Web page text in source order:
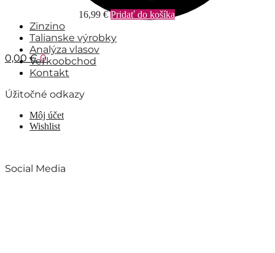
0,00 € 0
16,99 € Pridať do košíka
Zinzino
Talianske výrobky
Analýza vlasov
Veľkoobchod
Kontakt
Úžitočné odkazy
Môj účet
Wishlist
Social Media